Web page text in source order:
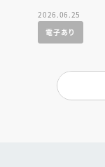
2026.06.25
電子あり
会員限定
【アー
と担当
講座」
応募締切